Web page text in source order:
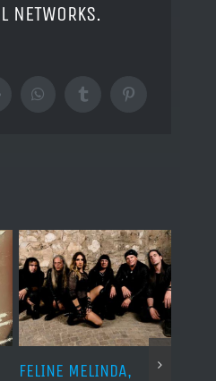
NETWORKS.
WhatsAppTumblrPinterest
FELINE MELINDA,